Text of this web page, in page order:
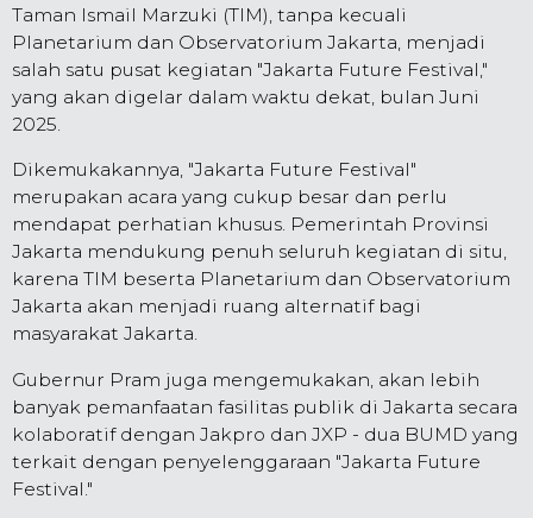
Taman Ismail Marzuki (TIM), tanpa kecuali
Planetarium dan Observatorium Jakarta, menjadi
salah satu pusat kegiatan "Jakarta Future Festival,"
yang akan digelar dalam waktu dekat, bulan Juni
2025.
Dikemukakannya, "Jakarta Future Festival"
merupakan acara yang cukup besar dan perlu
mendapat perhatian khusus. Pemerintah Provinsi
Jakarta mendukung penuh seluruh kegiatan di situ,
karena TIM beserta Planetarium dan Observatorium
Jakarta akan menjadi ruang alternatif bagi
masyarakat Jakarta.
Gubernur Pram juga mengemukakan, akan lebih
banyak pemanfaatan fasilitas publik di Jakarta secara
kolaboratif dengan Jakpro dan JXP - dua BUMD yang
terkait dengan penyelenggaraan "Jakarta Future
Festival."